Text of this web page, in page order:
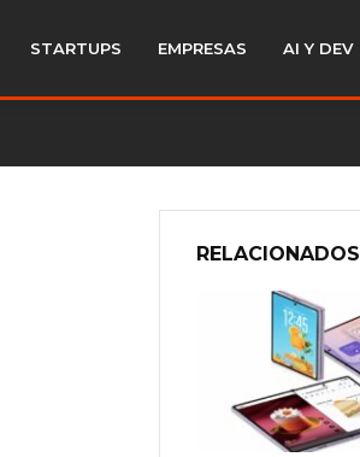
STARTUPS EMPRESAS AI Y DEV
RELACIONADOS